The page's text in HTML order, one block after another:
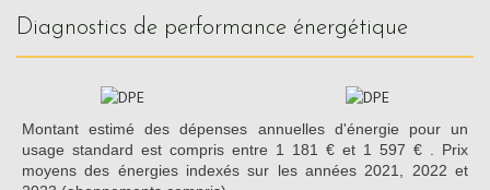
diagnostics de performance énergétique
Montant estimé des dépenses annuelles d'énergie pour un
usage standard est compris entre 1 181 € et 1 597 € . Prix
moyens des énergies indexés sur les années 2021, 2022 et